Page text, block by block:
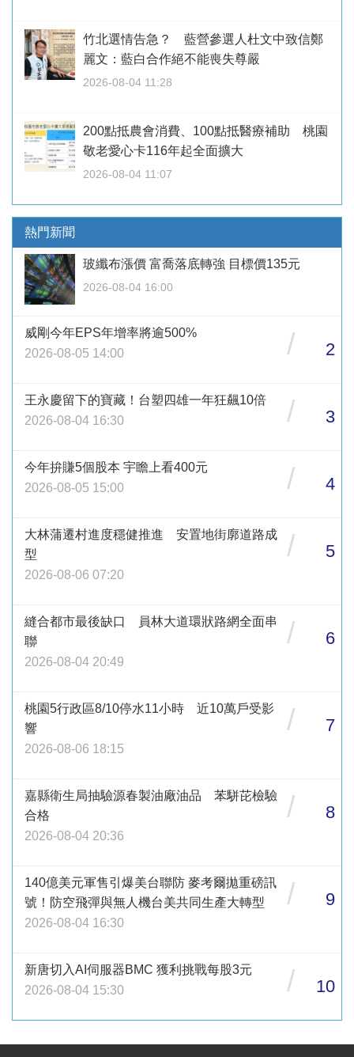
竹北選情告急？ 藍營參選人杜文中致信鄭
麗文：藍白合作絕不能喪失尊嚴
2026-08-04 11:28
200點抵農會消費、100點抵醫療補助 桃園
敬老愛心卡116年起全面擴大
2026-08-04 11:07
熱門新聞
玻纖布漲價 富喬落底轉強 目標價135元
2026-08-04 16:00
威剛今年EPS年增率將逾500%
2026-08-05 14:00
/ 2
王永慶留下的寶藏！台塑四雄一年狂飆10倍
2026-08-04 16:30
/ 3
今年拚賺5個股本 宇瞻上看400元
2026-08-05 15:00
/ 4
大林蒲遷村進度穩健推進 安置地街廓道路成
型
2026-08-06 07:20
/ 5
縫合都市最後缺口 員林大道環狀路網全面串
聯
2026-08-04 20:49
/ 6
桃園5行政區8/10停水11小時 近10萬戶受影
響
2026-08-06 18:15
/ 7
嘉縣衛生局抽驗源春製油廠油品 苯駢芘檢驗
合格
2026-08-04 20:36
/ 8
140億美元軍售引爆美台聯防 麥考爾拋重磅訊
號！防空飛彈與無人機台美共同生產大轉型
2026-08-04 16:30
/ 9
新唐切入AI伺服器BMC 獲利挑戰每股3元
2026-08-04 15:30
/ 10